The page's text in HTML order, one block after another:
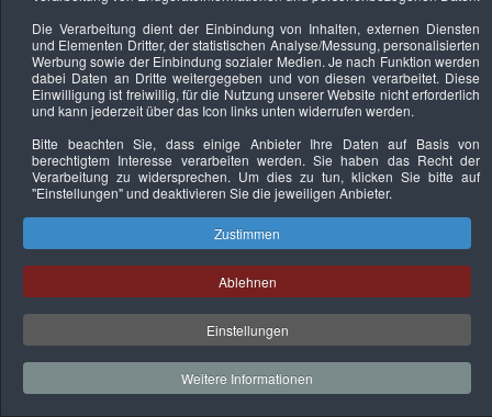
Keine Termine
Datenschutzerklärung Urheberrechtsnachweise Nachhaltigkeit
Copyright © 2026. Bundesverband Deutscher
Sachverständiger und Fachgutachter e.V..
Die Verarbeitung dient der Einbindung von Inhalten, externen Diensten
und Elementen Dritter, der statistischen Analyse/Messung, personalisierten
Werbung sowie der Einbindung sozialer Medien. Je nach Funktion werden
dabei Daten an Dritte weitergegeben und von diesen verarbeitet. Diese
Einwilligung ist freiwillig, für die Nutzung unserer Website nicht erforderlich
und kann jederzeit über das Icon links unten widerrufen werden.
Bitte beachten Sie, dass einige Anbieter Ihre Daten auf Basis von
berechtigtem Interesse verarbeiten werden. Sie haben das Recht der
Verarbeitung zu widersprechen. Um dies zu tun, klicken Sie bitte auf
"Einstellungen"und deaktivieren Sie die jeweiligen Anbieter.
Zustimmen
Ablehnen
Einstellungen
Weitere Informationen